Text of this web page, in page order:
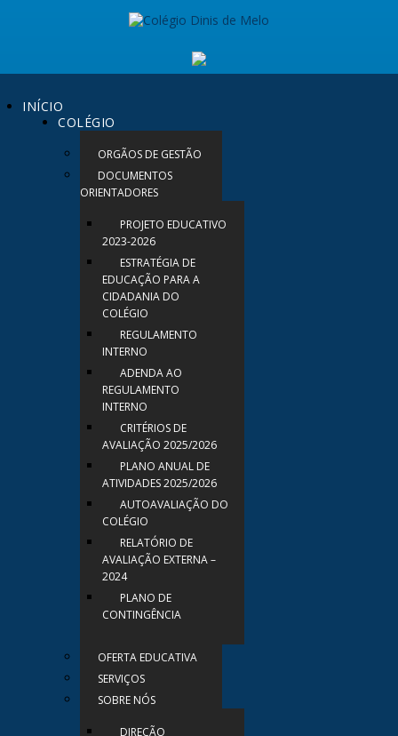
INÍCIO
COLÉGIO
ORGÃOS DE GESTÃO
DOCUMENTOS
ORIENTADORES
PROJETO EDUCATIVO
2023-2026
ESTRATÉGIA DE
EDUCAÇÃO PARA A
CIDADANIA DO
COLÉGIO
REGULAMENTO
INTERNO
ADENDA AO
REGULAMENTO
INTERNO
CRITÉRIOS DE
AVALIAÇÃO 2025/2026
PLANO ANUAL DE
ATIVIDADES 2025/2026
AUTOAVALIAÇÃO DO
COLÉGIO
RELATÓRIO DE
AVALIAÇÃO EXTERNA –
2024
PLANO DE
CONTINGÊNCIA
OFERTA EDUCATIVA
SERVIÇOS
SOBRE NÓS
DIREÇÃO